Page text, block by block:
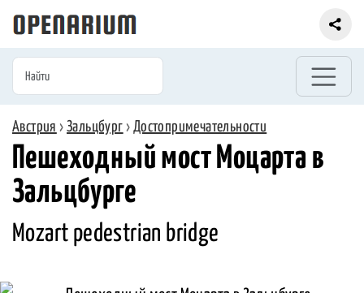
Австрия ›Зальцбург › Достопримечательности
Пешеходный мост Моцарта в
Зальцбурге
Mozart pedestrian bridge